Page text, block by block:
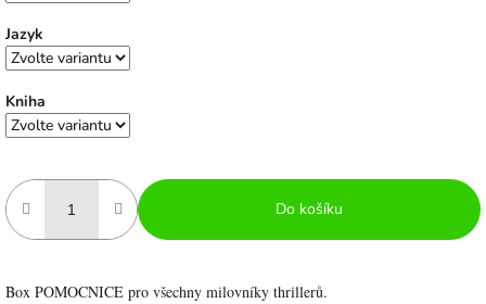
Jazyk
Kniha
Do košíku
Box POMOCNICE pro všechny milovníky thrillerů.